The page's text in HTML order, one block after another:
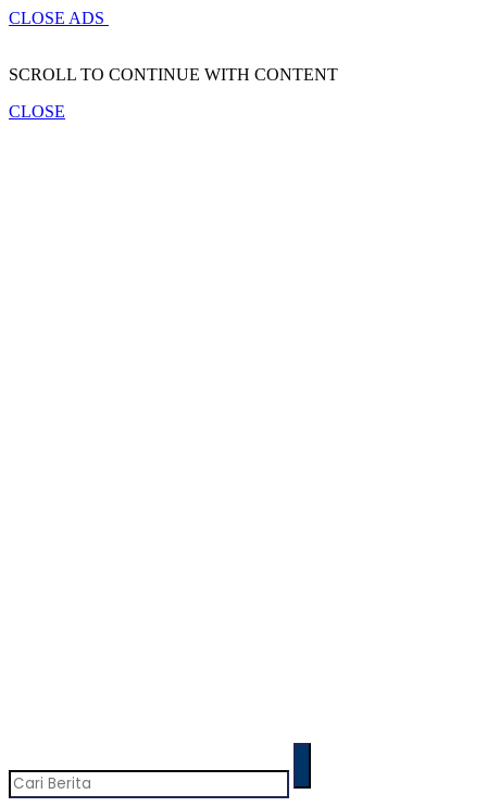
CLOSE ADS
SCROLL TO CONTINUE WITH CONTENT
CLOSE